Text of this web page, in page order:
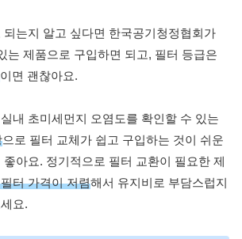
되는지 알고 싶다면 한국공기청정협회가
는 제품으로 구입하면 되고, 필터 등급은
이면 괜찮아요.
내 초미세먼지 오염도를 확인할 수 있는
으로 필터 교체가 쉽고 구입하는 것이 쉬운
아요. 정기적으로 필터 교환이 필요한 제
터 가격이 저렴해서 유지비로 부담스럽지
요.